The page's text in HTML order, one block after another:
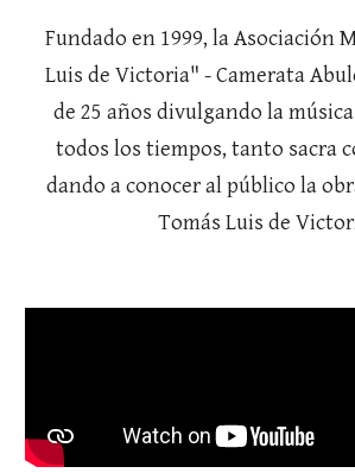
Fundado en 1999, la Asociación
Luis de Victoria" - Camerata
de 25 años divulgando la
todos los tiempos, tanto sacra
dando a conocer al público la
Tomás Luis de